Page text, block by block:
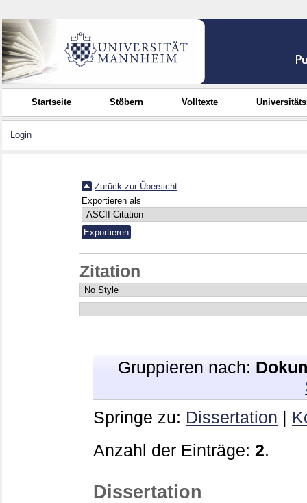
Startseite Stöbern Volltexte
Login
Zurück zur Übersicht
Exportieren als
Zitation
Gruppieren nach:
Springe zu: Dissertation
Anzahl der Einträge: 2.
Dissertation